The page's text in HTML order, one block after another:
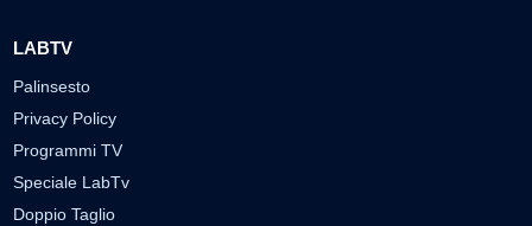
LABTV
Palinsesto
Privacy Policy
Programmi TV
Speciale LabTv
Doppio Taglio